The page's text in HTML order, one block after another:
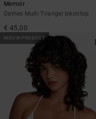
Memoir
Dames Multi Triangel bikinitop
€ 45,00
NIEUW PRODUCT